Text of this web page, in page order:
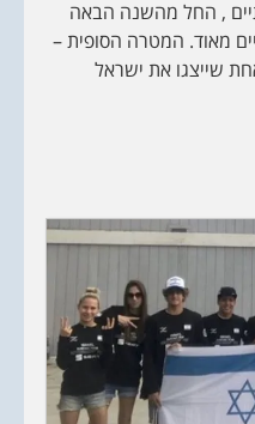
, החל מהשנה הבאה
מאוד. המטרה הסופית –
שייצגו את ישראל